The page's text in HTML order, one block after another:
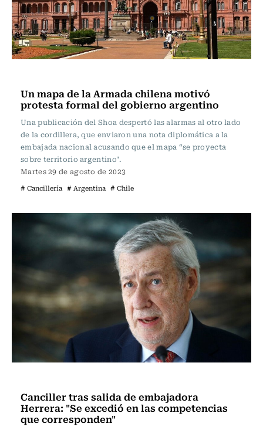
Un mapa de la Armada chilena motivó
protesta formal del gobierno argentino
Una publicación del Shoa despertó las alarmas al otro lado
de la cordillera, que enviaron una nota diplomática a la
embajada nacional acusando que el mapa “se proyecta
sobre territorio argentino".
Martes 29 de agosto de 2023
# Cancillería # Argentina # Chile
Canciller tras salida de embajadora
Herrera: "Se excedió en las competencias
que corresponden"